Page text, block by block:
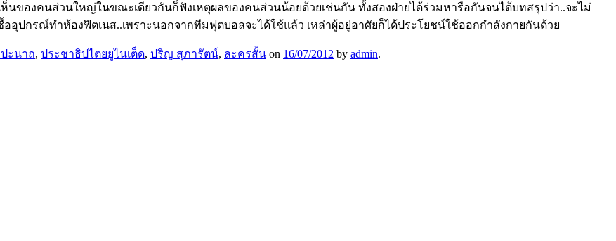
องคนส่วนใหญ่ในขณะเดียวกันก็ฟังเหตุผลของคนส่วนน้อยด้วยเช่นกัน ทั้งสองฝ่ายได้ร่วมหารือกันจนได้บทสรุปว่า..จะไม่
อุปกรณ์ทำห้องฟิตเนส..เพราะนอกจากทีมฟุตบอลจะได้ใช้แล้ว เหล่าผู้อยู่อาศัยก็ได้ประโยชน์ใช้ออกกำลังกายกันด้วย
ะนาถ, ประชาธิปไตยยูไนเต็ด, ปริญ สุภารัตน์, ละครสั้น on 16/07/2012 by admin.